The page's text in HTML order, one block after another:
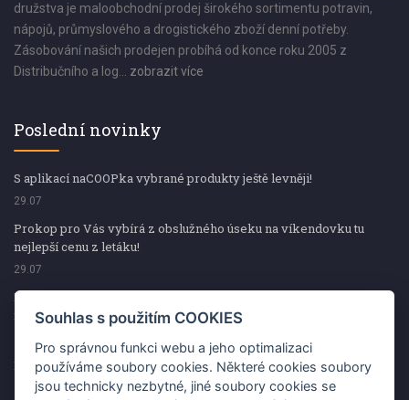
družstva je maloobchodní prodej širokého sortimentu potravin,
nápojů, průmyslového a drogistického zboží denní potřeby.
Zásobování našich prodejen probíhá od konce roku 2005 z
Distribučního a log... zobrazit více
Poslední novinky
S aplikací naCOOPka vybrané produkty ještě levněji!
29.07
Prokop pro Vás vybírá z obslužného úseku na víkendovku tu
nejlepší cenu z letáku!
29.07
Prokop pro Vás vybírá z obslužného úseku na víkendovku tu
nejlepší cenu z letáku!
Kup špekáčky od Váhaly a vyhraj s naCOOPkou sekerku Fiskars
29.07
Souhlas s použitím COOKIES
Pro správnou funkci webu a jeho optimalizaci
používáme soubory cookies. Některé cookies soubory
jsou technicky nezbytné, jiné soubory cookies se